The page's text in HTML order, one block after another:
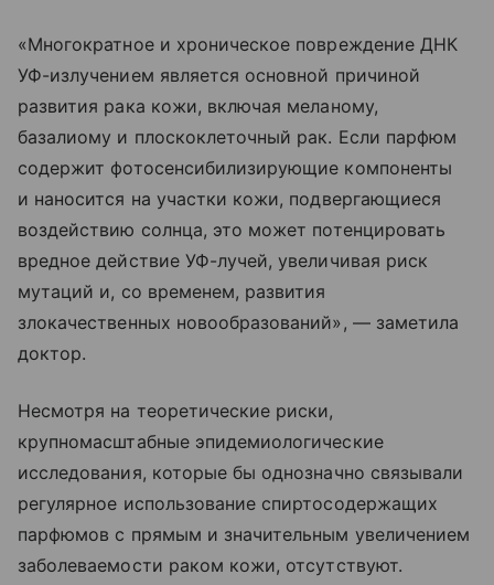
«Многократное и хроническое повреждение ДНК
УФ-излучением является основной причиной
развития рака кожи, включая меланому,
базалиому и плоскоклеточный рак. Если парфюм
содержит фотосенсибилизирующие компоненты
и наносится на участки кожи, подвергающиеся
воздействию солнца, это может потенцировать
вредное действие УФ-лучей, увеличивая риск
мутаций и, со временем, развития
злокачественных новообразований», — заметила
доктор.
Несмотря на теоретические риски,
крупномасштабные эпидемиологические
исследования, которые бы однозначно связывали
регулярное использование спиртосодержащих
парфюмов с прямым и значительным увеличением
заболеваемости раком кожи, отсутствуют.